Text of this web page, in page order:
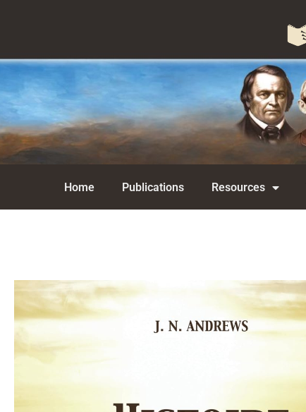
Home Publications Resources